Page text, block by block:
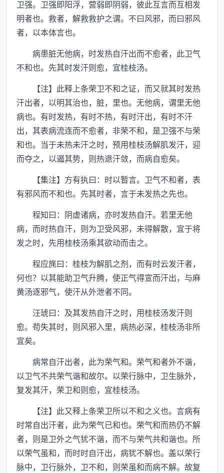
卫强。卫强即阳浮，营弱即阴弱，彼此互言而互相发
明者也。救者，解救救护之谓。不曰风邪，而曰邪风
者，以本体言也。
病患脏无他病，时发热自汗出而不愈者，此卫气
不和也。先其时发汗则愈，宜桂枝汤。
【注】此释上条荣卫不和之证，而又就其时发热
汗出者，以明其治也，脏，里也。无他病，谓里无他
病也。有时发热，有时不热，有时汗出，有时不汗
出，其表病流连而不愈者，非荣不和，是卫强不与荣
和也。当于未热未汗之时，预用桂枝汤解肌发汗，迎
而夺之，以遏其势，则热退汗敛，而病自愈矣。
【集注】方有执曰：时以暂言。卫气不和者，表
有邪风而不和也。先其时者，言于未发热之先也。
程知曰：阴虚诸病，亦时发热自汗。若里无他
病，而时热自汗，则为卫受风邪，未得解散，宜于将
发之时，先用桂枝汤乘其欲动而击之。
程应旄曰：桂枝为解肌之剂，而有时云发汗者，
何也？以其能助卫气升腾，使正气得宣而汗出，与麻
黄汤逐邪气，使汗从外泄者不同。
汪琥曰：及其发热自汗之时，用桂枝汤发汗则
愈。苟失其时，则风邪入里，病热必深，桂枝汤非所
宜矣。
病常自汗出者，此为荣气和。荣气和者外不谐，
以卫气不共荣气谐和故尔。以荣行脉中，卫生脉外，
复发其汗，荣卫和则愈，宜桂枝汤。
【注】此又释上条荣卫所以不和之义也。言病有
时常自出汗者，此为荣气已和也。荣气和而热仍不解
者，则是卫外之气犹不谐，而不与荣气共和谐也。所
以荣气虽和，而时时自汗出，病犹不解也。盖以荣行
脉中，卫行脉外，卫不和，则荣虽和而病不解。故复